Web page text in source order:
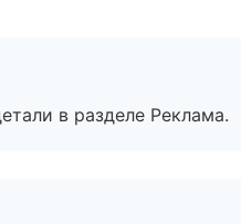
в разделе Реклама.